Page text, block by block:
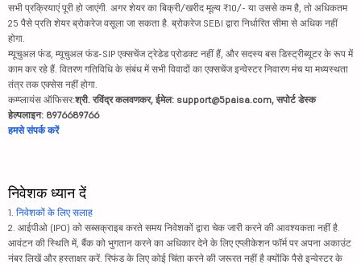
सभी प्रक्रियाएं पूरी हो जाएंगी. अगर शेयर का बिक्री/खरीद मूल्य ₹10/- या उससे कम है, तो अधिकतम
25 पैसे प्रति शेयर ब्रोकरेज वसूला जा सकता है. ब्रोकरेज SEBI द्वारा निर्धारित सीमा से अधिक नहीं
होगा.
म्यूचुअल फंड, म्यूचुअल फंड-SIP एक्सचेंज ट्रेडेड प्रोडक्ट नहीं हैं, और सदस्य बस डिस्ट्रीब्यूटर के रूप में
काम कर रहे हैं. वितरण गतिविधि के संबंध में सभी विवादों का एक्सचेंज इन्वेस्टर निवारण मंच या मध्यस्थता
तंत्र तक एक्सेस नहीं होगा.
कम्प्लायंस ऑफिसर:श्री. रविंद्र कलवणकर, ईमेल: support@5paisa.com, सपोर्ट डेस्क
हेल्पलाइन: 8976689766
हमसे संपर्क करें
निवेशक ध्यान दें
1. निवेशकों के लिए सलाह
2. आईपीओ (IPO) को सब्सक्राइब करते समय निवेशकों द्वारा चेक जारी करने की आवश्यकता नहीं है.
आवंटन की स्थिति में, बैंक को भुगतान करने का अधिकार देने के लिए एप्लीकेशन फॉर्म पर अपना अकाउंट
नंबर लिखें और हस्ताक्षर करें. रिफंड के लिए कोई चिंता करने की जरूरत नहीं है क्योंकि पैसे इन्वेस्टर के